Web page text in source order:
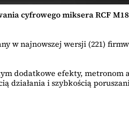
cyfrowego miksera RCF M18
w najnowszej wersji (221)
dodatkowe efekty, metronom
działania i szybkością